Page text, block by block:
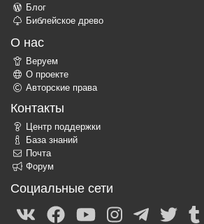
Блог
Библейское древо
О нас
Веруем
О проекте
Авторские права
Контакты
Центр поддержки
База знаний
Почта
Форум
Социальные сети